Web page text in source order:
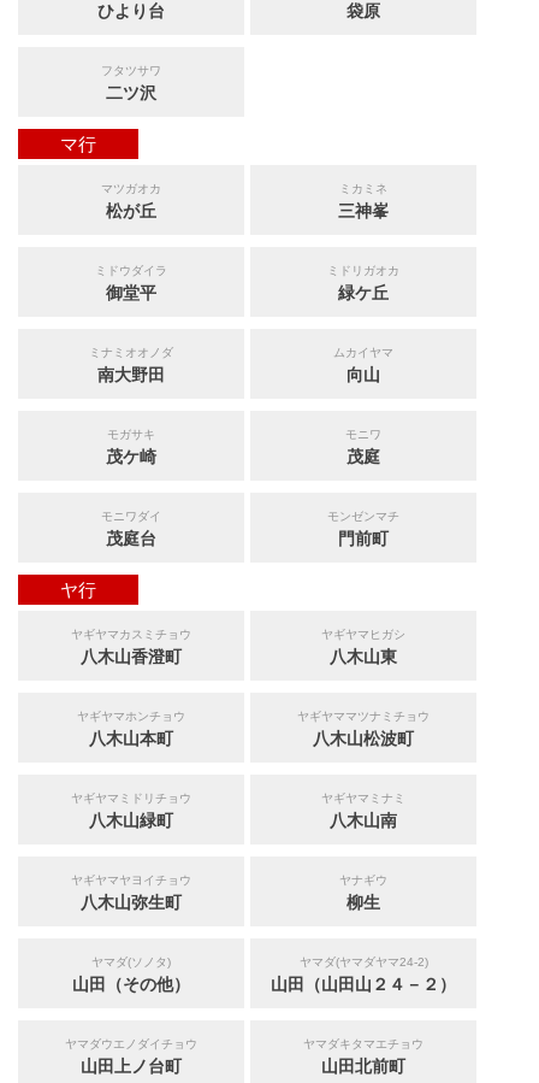
ひより台 袋原
フタツサワ
二ツ沢
マ行
マツガオカ
松が丘
ミカミネ
三神峯
ミドウダイラ
御堂平
ミドリガオカ
緑ケ丘
ミナミオオノダ
南大野田
ムカイヤマ
向山
モガサキ
茂ケ崎
モニワ
茂庭
モニワダイ
茂庭台
モンゼンマチ
門前町
ヤ行
ヤギヤマカスミチョウ
八木山香澄町
ヤギヤマヒガシ
八木山東
ヤギヤマホンチョウ
八木山本町
ヤギヤママツナミチョウ
八木山松波町
ヤギヤマミドリチョウ
八木山緑町
ヤギヤマミナミ
八木山南
ヤギヤマヤヨイチョウ
八木山弥生町
ヤナギウ
柳生
ヤマダ(ソノタ)
山田（その他）
ヤマダ(ヤマダヤマ24-2)
山田（山田山２４－２）
ヤマダウエノダイチョウ
山田上ノ台町
ヤマダキタマエチョウ
山田北前町